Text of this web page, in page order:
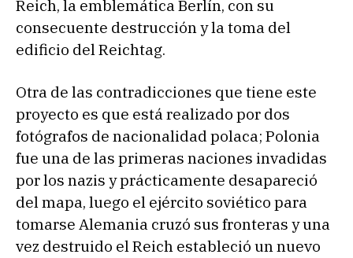
Reich, la emblemática Berlín, con su
consecuente destrucción y la toma del
edificio del Reichtag.
Otra de las contradicciones que tiene este
proyecto es que está realizado por dos
fotógrafos de nacionalidad polaca; Polonia
fue una de las primeras naciones invadidas
por los nazis y prácticamente desapareció
del mapa, luego el ejército soviético para
tomarse Alemania cruzó sus fronteras y una
vez destruido el Reich estableció un nuevo